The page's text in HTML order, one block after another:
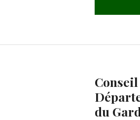
Conseil
du